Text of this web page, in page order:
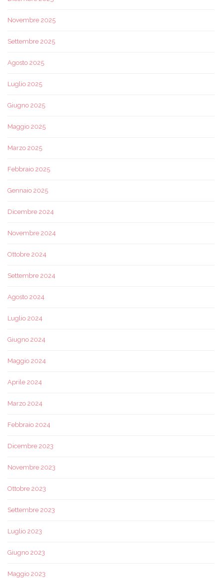
Novembre 2025
Settembre 2025
Agosto 2025
Luglio 2025
Giugno 2025
Maggio 2025
Marzo 2025
Febbraio 2025
Gennaio 2025
Dicembre 2024
Novembre 2024
Ottobre 2024
Settembre 2024
Agosto 2024
Luglio 2024
Giugno 2024
Maggio 2024
Aprile 2024
Marzo 2024
Febbraio 2024
Dicembre 2023
Novembre 2023
Ottobre 2023
Settembre 2023
Luglio 2023
Giugno 2023
Maggio 2023